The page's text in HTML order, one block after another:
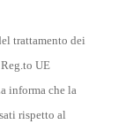
trattamento dei
UE
informa che la
rispetto al